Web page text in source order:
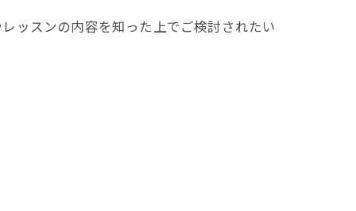
ッスンの内容を知った上でご検討されたい